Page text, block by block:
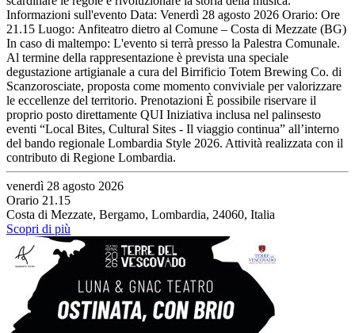
Informazioni sull'evento Data: Venerdì 28 agosto 2026 Orario: Ore
21.15 Luogo: Anfiteatro dietro al Comune – Costa di Mezzate (BG)
In caso di maltempo: L'evento si terrà presso la Palestra Comunale.
Al termine della rappresentazione è prevista una speciale
degustazione artigianale a cura del Birrificio Totem Brewing Co. di
Scanzorosciate, proposta come momento conviviale per valorizzare
le eccellenze del territorio. Prenotazioni È possibile riservare il
proprio posto direttamente QUI Iniziativa inclusa nel palinsesto
eventi “Local Bites, Cultural Sites - Il viaggio continua” all’interno
del bando regionale Lombardia Style 2026. Attività realizzata con il
contributo di Regione Lombardia.
venerdì 28 agosto 2026
Orario 21.15
Costa di Mezzate, Bergamo, Lombardia, 24060, Italia
Scopri di più